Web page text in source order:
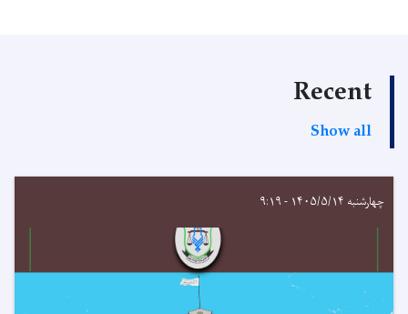
Recent
Show all
چهارشنبه ۱۴۰۵/۵/۱۴ - ۹:۱۹